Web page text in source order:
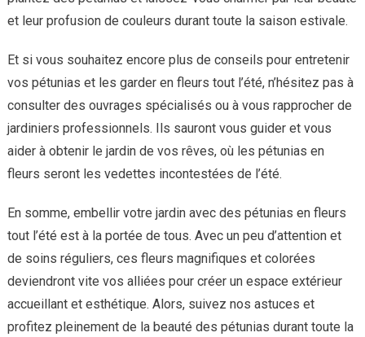
et leur profusion de couleurs durant toute la saison estivale.
Et si vous souhaitez encore plus de conseils pour entretenir
vos pétunias et les garder en fleurs tout l’été, n’hésitez pas à
consulter des ouvrages spécialisés ou à vous rapprocher de
jardiniers professionnels. Ils sauront vous guider et vous
aider à obtenir le jardin de vos rêves, où les pétunias en
fleurs seront les vedettes incontestées de l’été.
En somme, embellir votre jardin avec des pétunias en fleurs
tout l’été est à la portée de tous. Avec un peu d’attention et
de soins réguliers, ces fleurs magnifiques et colorées
deviendront vite vos alliées pour créer un espace extérieur
accueillant et esthétique. Alors, suivez nos astuces et
profitez pleinement de la beauté des pétunias durant toute la